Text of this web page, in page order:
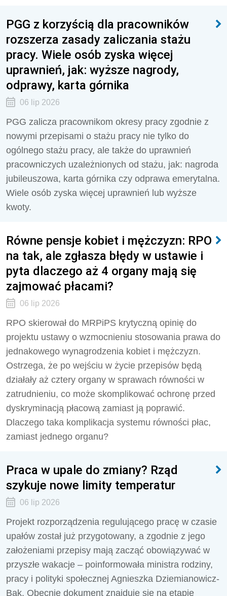
PGG z korzyścią dla pracowników
rozszerza zasady zaliczania stażu
pracy. Wiele osób zyska więcej
uprawnień, jak: wyższe nagrody,
odprawy, karta górnika
06 lip 2026
PGG zalicza pracownikom okresy pracy zgodnie z
nowymi przepisami o stażu pracy nie tylko do
ogólnego stażu pracy, ale także do uprawnień
pracowniczych uzależnionych od stażu, jak: nagroda
jubileuszowa, karta górnika czy odprawa emerytalna.
Wiele osób zyska więcej uprawnień lub wyższe
kwoty.
Równe pensje kobiet i mężczyzn: RPO
na tak, ale zgłasza błędy w ustawie i
pyta dlaczego aż 4 organy mają się
zajmować płacami?
06 lip 2026
RPO skierował do MRPiPS krytyczną opinię do
projektu ustawy o wzmocnieniu stosowania prawa do
jednakowego wynagrodzenia kobiet i mężczyzn.
Ostrzega, że po wejściu w życie przepisów będą
działały aż cztery organy w sprawach równości w
zatrudnieniu, co może skomplikować ochronę przed
dyskryminacją płacową zamiast ją poprawić.
Dlaczego taka komplikacja systemu równości płac,
zamiast jednego organu?
Praca w upale do zmiany? Rząd
szykuje nowe limity temperatur
06 lip 2026
Projekt rozporządzenia regulującego pracę w czasie
upałów został już przygotowany, a zgodnie z jego
założeniami przepisy mają zacząć obowiązywać w
przyszłe wakacje – poinformowała ministra rodziny,
pracy i polityki społecznej Agnieszka Dziemianowicz-
Bąk. Obecnie dokument znajduje się na etapie